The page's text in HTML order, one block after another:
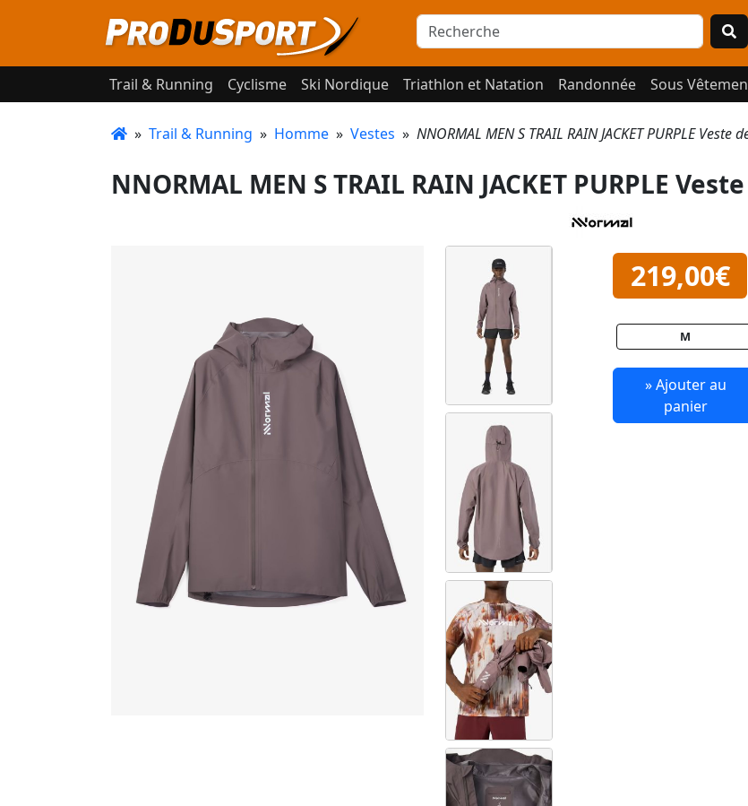
Trail & Running Cyclisme Ski Nordique Triathlon et Natation Randonnée Sous
» Trail & Running » Homme » Vestes » NNORMAL MEN S TRAIL RAIN JACKET PURPLE Veste
NNORMAL MEN S TRAIL RAIN JACKET PURPLE
219,00€
M
» Ajouter au
panier